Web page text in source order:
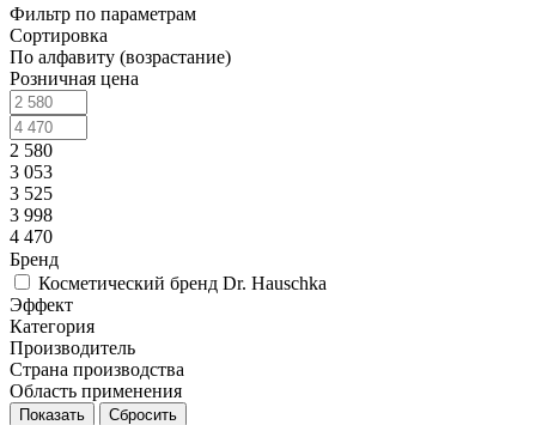
Фильтр по параметрам
Сортировка
По алфавиту (возрастание)
Розничная цена
2 580
3 053
3 525
3 998
4 470
Бренд
Косметический бренд Dr. Hauschka
Эффект
Категория
Производитель
Страна производства
Область применения
Сбросить